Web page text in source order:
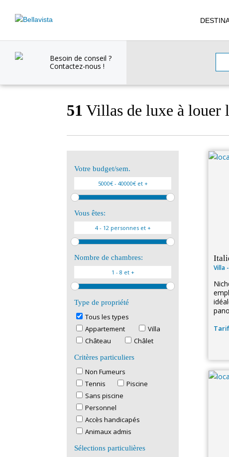
Besoin de conseil ?
Contactez-nous !
51 Villas de luxe à louer
Votre budget/sem.
Vous êtes:
Nombre de chambres:
Type de propriété
Tous les types
Appartement
Villa
Château
Châlet
Critères particuliers
Non Fumeurs
Tennis
Piscine
Sans piscine
Personnel
Accès handicapés
Animaux admis
Sélections particulières
Villa